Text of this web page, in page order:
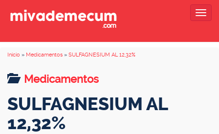
Inicio » Medicamentos » SULFAGNESIUM AL 12,32%
Medicamentos
SULFAGNESIUM AL
12,32%